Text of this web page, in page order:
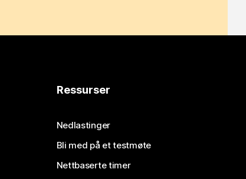
Ressurser
Nedlastinger
Bli med på et testmøte
Nettbaserte timer